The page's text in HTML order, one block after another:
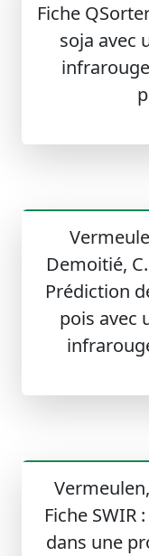
Fiche
soja avec
Demoitié,
Prédiction
pois avec
Fiche SWIR
dans une